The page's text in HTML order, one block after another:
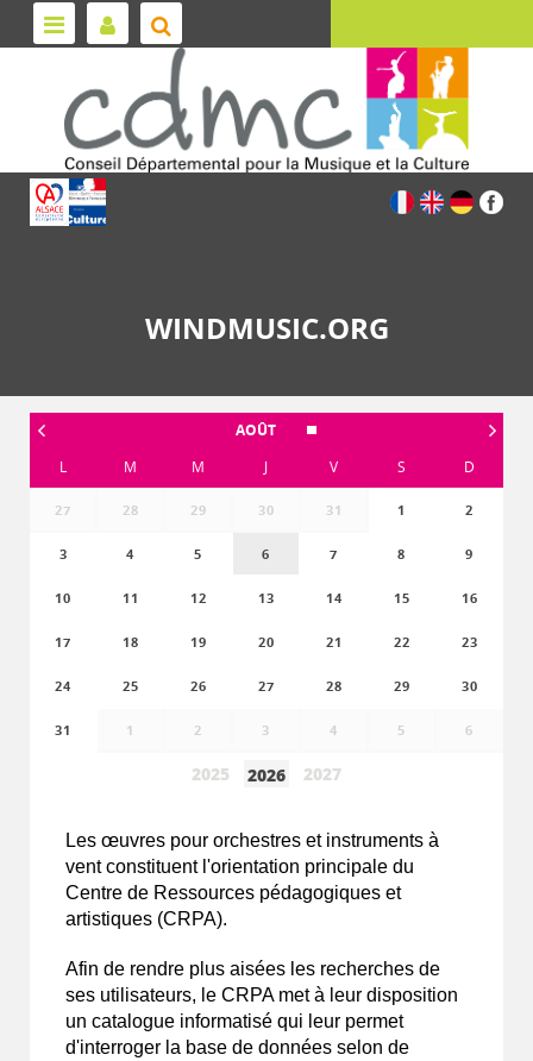
WINDMUSIC.ORG
AOÛT
L
M M J V S D
27 28 29 30 31 1 2
3 4 5 6 7 8 9
10 11 12 13 14 15 16
17 18 19 20 21 22 23
24 25 26 27 28 29 30
31 1 2 3 4 5 6
2025 2026 2027
Les œuvres pour orchestres et instruments à
vent constituent l'orientation principale du
Centre de Ressources pédagogiques et
artistiques (CRPA).
Afin de rendre plus aisées les recherches de
ses utilisateurs, le CRPA met à leur disposition
un catalogue informatisé qui leur permet
d'interroger la base de données selon de